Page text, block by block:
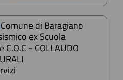
Comune di Baragiano
ex Scuola
- COLLAUDO